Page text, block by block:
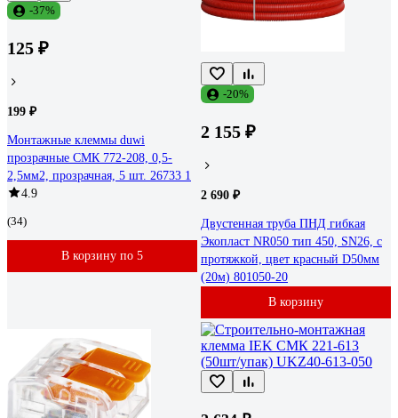
-37%
125 ₽
199 ₽
Монтажные клеммы duwi
прозрачные СМК 772-208, 0,5-
2,5мм2, прозрачная, 5 шт. 26733 1
4.9
(34)
В корзину по 5
-20%
2 155 ₽
2 690 ₽
Двустенная труба ПНД гибкая
Экопласт NR050 тип 450, SN26, с
протяжкой, цвет красный D50мм
(20м) 801050-20
В корзину